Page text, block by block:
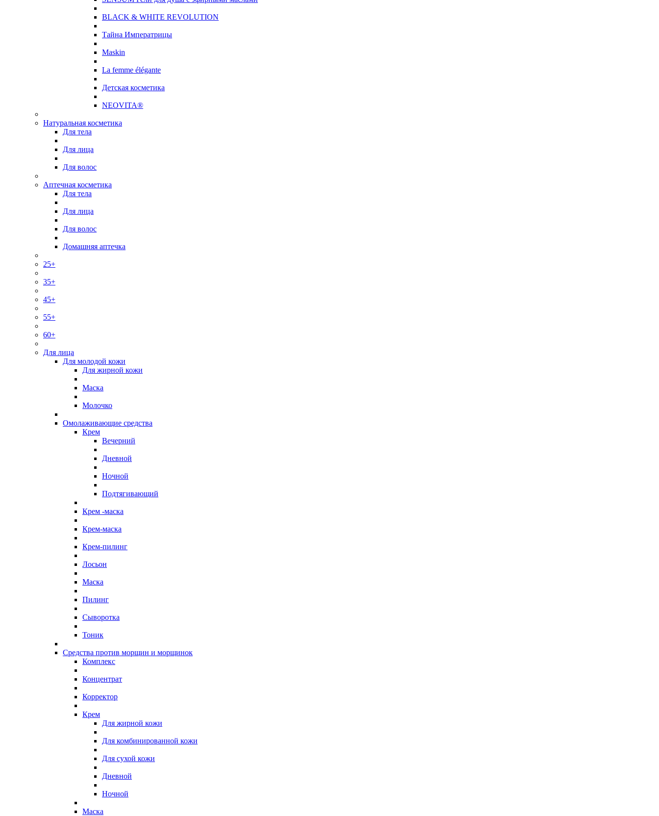
BLACK & WHITE REVOLUTION
Тайна Императрицы
Maskin
La femme élégante
Детская косметика
NEOVITA®
Натуральная косметика
Для тела
Для лица
Для волос
Аптечная косметика
Для тела
Для лица
Для волос
Домашняя аптечка
25+
35+
45+
55+
60+
Для лица
Для молодой кожи
Для жирной кожи
Маска
Молочко
Омолаживающие средства
Крем
Вечерний
Дневной
Ночной
Подтягивающий
Крем -маска
Крем-маска
Крем-пилинг
Лосьон
Маска
Пилинг
Сыворотка
Тоник
Средства против морщин и морщинок
Комплекс
Концентрат
Корректор
Крем
Для жирной кожи
Для комбинированной кожи
Для сухой кожи
Дневной
Ночной
Маска